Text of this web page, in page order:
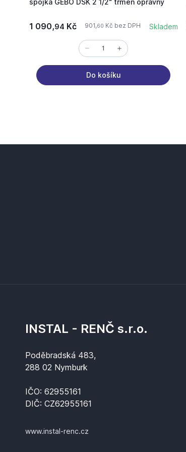
1 090,94 Kč 901,60 Kč bez DPH Skladem
Do košíku
INSTAL - RENČ s.r.o.
Poděbradská 483,
288 02 Nymburk
IČO: 62955161
DIČ: CZ62955161
www.instal-renc.cz